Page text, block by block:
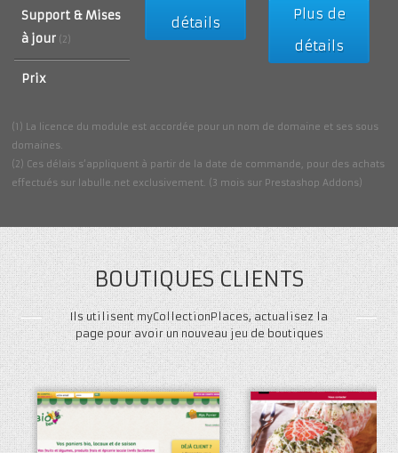
Support & Mises
à jour (2)
Prix
détails
Plus de
détails
(1) La licence du module est accordée pour un nom de domaine et ses sous
domaines.
(2) Ces délais s’appliquent à partir de la date de commande, pour des achats
effectués sur labulle.net exclusivement. (3 mois sur Prestashop Addons)
BOUTIQUES CLIENTS
Ils utilisent myCollectionPlaces, actualisez la
page pour avoir un nouveau jeu de boutiques